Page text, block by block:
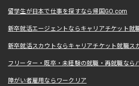
留学生が日本で仕事を探すなら帰国GO.com
新卒就活エージェントならキャリアチケット就
新卒就活スカウトならキャリアチケット就職ス
フリーター・既卒・未経験の就職・再就職なら
障がい者雇用ならワークリア